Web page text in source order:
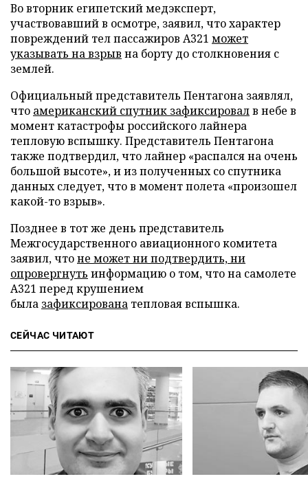
Во вторник египетский медэксперт,
участвовавший в осмотре, заявил, что характер
повреждений тел пассажиров A321 может
указывать на взрыв на борту до столкновения с
землей.
Официальный представитель Пентагона заявлял,
что американский спутник зафиксировалв небе в
момент катастрофы российского лайнера
тепловую вспышку. Представитель Пентагона
также подтвердил, что лайнер «распался на очень
большой высоте», и из полученных со спутника
данных следует, что в момент полета «произошел
какой-то взрыв».
Позднее в тот же день представитель
Межгосударственного авиационного комитета
заявил, чтоне может ни подтвердить, ни
опровергнуть информацию о том, что на самолете
А321 перед крушением
была зафиксирована тепловая вспышка.
СЕЙЧАС ЧИТАЮТ